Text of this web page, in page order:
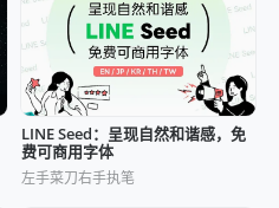
LINE Seed：呈现自然和谐感，免
费可商用字体
左手菜刀右手执笔